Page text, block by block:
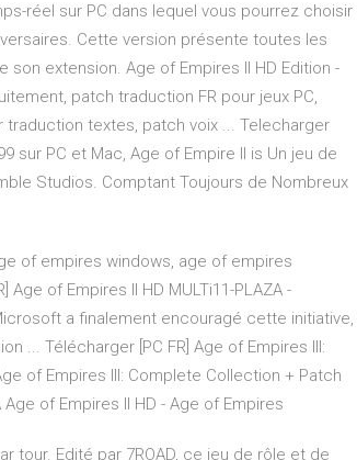
réel sur PC dans lequel vous pourrez choisir
Cette version présente toutes les
extension. Age of Empires II HD Edition -
patch traduction FR pour jeux PC,
textes, patch voix ... Telecharger
sur PC et Mac, Age of Empire II is Un jeu de
Studios. Comptant Toujours de Nombreux
of empires windows, age of empires
of Empires II HD MULTi11-PLAZA -
a finalement encouragé cette initiative,
... Télécharger [PC FR] Age of Empires III:
of Empires III: Complete Collection + Patch
Age of Empires II HD - Age of Empires
tour. Edité par 7ROAD, ce jeu de rôle et de